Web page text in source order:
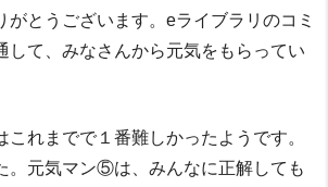
がとうございます。eライブラリのコミ
して、みなさんから元気をもらってい
れまでで１番難しかったようです。
。元気マン⑤は、みんなに正解しても